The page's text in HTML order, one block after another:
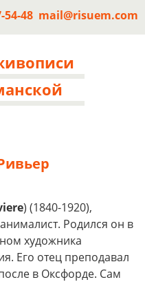
54-48 mail@risuem.com
) (1840-1920),
Родился он в
художника
Его отец преподавал
в Оксфорде. Сам